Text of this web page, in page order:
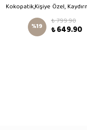
%19 ₺ 799.90
₺ 649.90